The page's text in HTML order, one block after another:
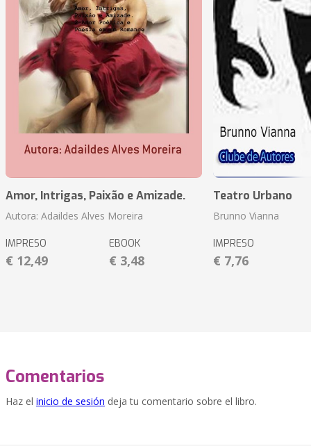
Amor, Intrigas, Paixão e Amizade.
Autora: Adaildes Alves Moreira
IMPRESO
€ 12,49
EBOOK
€ 3,48
Teatro Urbano
Brunno Vianna
IMPRESO
€ 7,76
Comentarios
Haz el inicio de sesión deja tu comentario sobre el libro.